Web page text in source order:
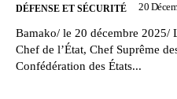
DÉFENSE ET SÉCURITÉ 20
Bamako/ le 20 décembre 2025/
Chef de l’État, Chef Suprême
Confédération des États...